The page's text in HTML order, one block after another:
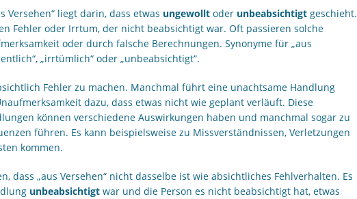
Versehen“ liegt darin, dass etwas ungewollt oder unbeabsichtigt geschieht.
Fehler oder Irrtum, der nicht beabsichtigt war. Oft passieren solche
oder durch falsche Berechnungen. Synonyme für „aus
„irrtümlich“ oder „unbeabsichtigt“.
Fehler zu machen. Manchmal führt eine unachtsame Handlung
dazu, dass etwas nicht wie geplant verläuft. Diese
können verschiedene Auswirkungen haben und manchmal sogar zu
führen. Es kann beispielsweise zu Missverständnissen, Verletzungen
kommen.
dass „aus Versehen“ nicht dasselbe ist wie absichtliches Fehlverhalten. Es
unbeabsichtigt war und die Person es nicht beabsichtigt hat, etwas